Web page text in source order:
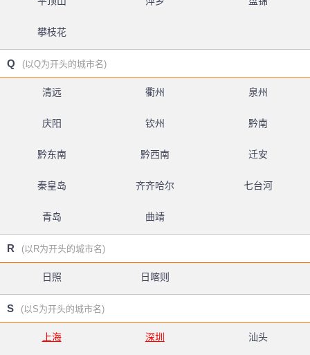
攀枝花
Q (以Q为开头的城市名)
清远 衢州 泉州
庆阳 钦州 黔南
黔东南 黔西南 迁安
秦皇岛 齐齐哈尔 七台河
青岛 曲靖
R (以R为开头的城市名)
日照 日喀则
S (以S为开头的城市名)
上海 深圳 汕头